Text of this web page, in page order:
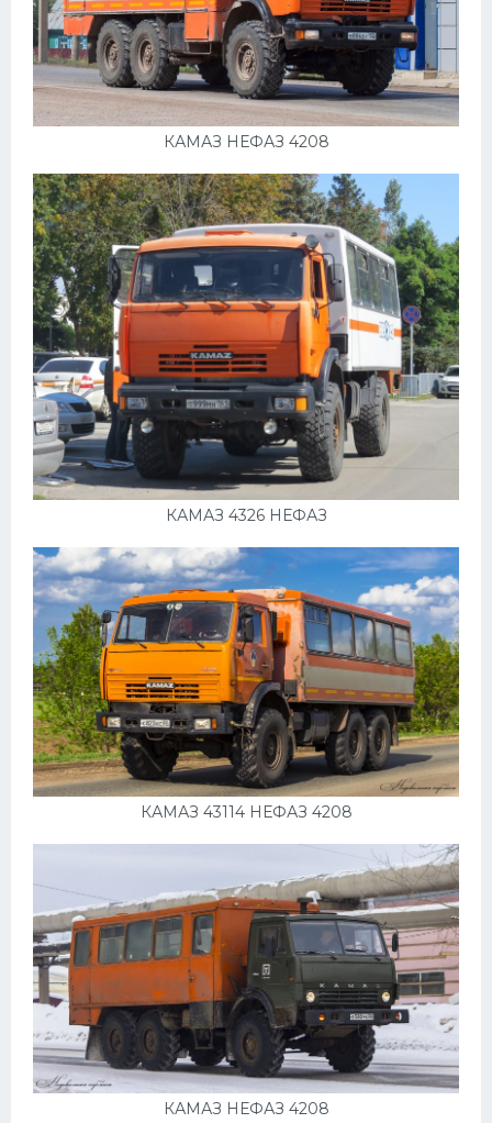
КАМАЗ НЕФАЗ 4208
КАМАЗ 4326 НЕФАЗ
КАМАЗ 43114 НЕФАЗ 4208
КАМАЗ НЕФАЗ 4208
ЛУАЗ
Фиат
Ситроен
Опель
Подводные лодки
Митсубиси
Киа
Танки
Крайслер
Порше
Самолеты
Корабли
Тойота
Лодки
Шкода
Вертолеты
Мазда
Самокаты
Прогулочные суда
Хендай
Лимузины
Камаз
Автобусы
Хонда